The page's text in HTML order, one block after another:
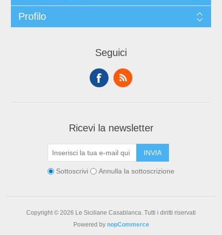
Profilo
Seguici
Ricevi la newsletter
Sottoscrivi Annulla la sottoscrizione
Copyright © 2026 Le Siciliane Casablanca. Tutti i diritti riservati
Powered by nopCommerce